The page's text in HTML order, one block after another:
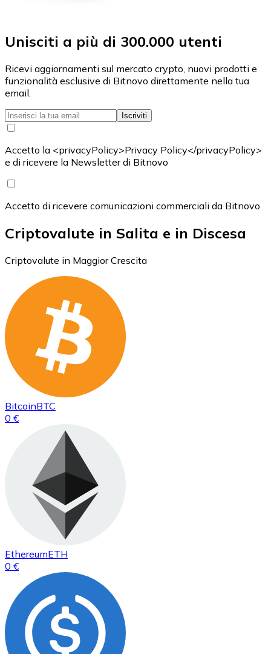
Unisciti a più di 300.000 utenti
Ricevi aggiornamenti sul mercato crypto, nuovi prodotti e
funzionalità esclusive di Bitnovo direttamente nella tua
email.
Iscriviti
Accetto la <privacyPolicy>Privacy Policy</privacyPolicy>
e di ricevere la Newsletter di Bitnovo
Accetto di ricevere comunicazioni commerciali da Bitnovo
Criptovalute in Salita e in Discesa
Criptovalute in Maggior Crescita
BitcoinBTC
0 €
EthereumETH
0 €